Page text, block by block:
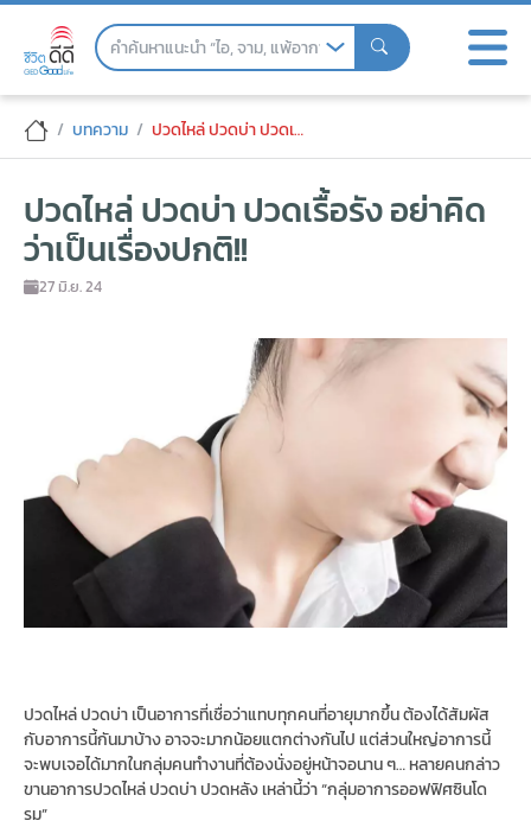
Skip
ปวดไหล่ ปวดบ่า ปวดเรื้อรัง อย่าคิดว่าเป็น
บทความ ปวดไหล่ ปวดบ่า ปวดเรื้อรัง อย่าคิดว่าเป็นเรื่องปกติ!!
ปวดไหล่ ปวดบ่า ปวดเรื้อรัง อย่าคิด
ว่าเป็นเรื่องปกติ!!
27 มิ.ย. 24
ปวดไหล่ ปวดบ่า เป็นอาการที่เชื่อว่าแทบทุกคนที่อายุมากขึ้น ต้องได้สัมผัส
กับอาการนี้กันมาบ้าง อาจจะมากน้อยแตกต่างกันไป แต่ส่วนใหญ่อาการนี้
จะพบเจอได้มากในกลุ่มคนทำงานที่ต้องนั่งอยู่หน้าจอนาน ๆ… หลายคนกล่าว
ขานอาการปวดไหล่ ปวดบ่า ปวดหลัง เหล่านี้ว่า “กลุ่มอาการออฟฟิศซินโด
รม”